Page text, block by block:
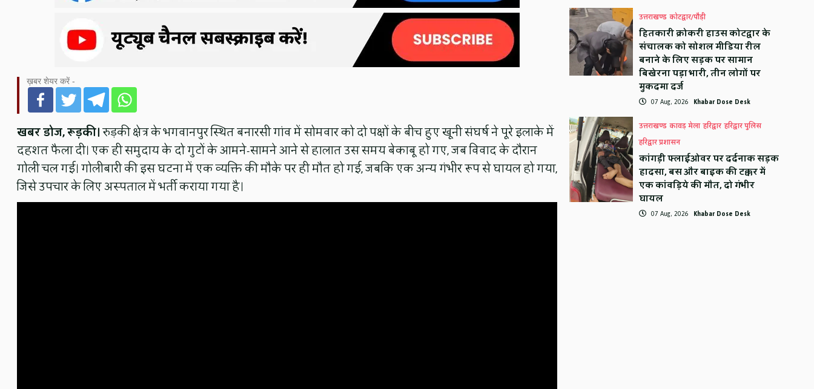
ख़बर शेयर करें -
खबर डोज, रूड़की।रुड़की क्षेत्र के भगवानपुर स्थित बनारसी गांव में सोमवार को दो पक्षों के बीच हुए खूनी संघर्ष ने पूरे इलाके में
दहशत फैला दी। एक ही समुदाय के दो गुटों के आमने-सामने आने से हालात उस समय बेकाबू हो गए, जब विवाद के दौरान
गोली चल गई। गोलीबारी की इस घटना में एक व्यक्ति की मौके पर ही मौत हो गई, जबकि एक अन्य गंभीर रूप से घायल हो गया,
जिसे उपचार के लिए अस्पताल में भर्ती कराया गया है।
उत्तराखण्ड कोटद्वार/पौड़ी
हितकारी क्रोकरी हाउस कोटद्वार के
संचालक को सोशल मीडिया रील
बनाने के लिए सड़क पर सामान
बिखेरना पड़ा भारी, तीन लोगों पर
मुकदमा दर्ज
07 Aug, 2026 Khabar Dose Desk
उत्तराखण्ड कावड़ मेला हरिद्वार हरिद्वार पुलिस
हरिद्वार प्रशासन
कांगड़ी फ्लाईओवर पर दर्दनाक सड़क
हादसा, बस और बाइक की टक्कर में
एक कांवड़िये की मौत, दो गंभीर
घायल
07 Aug, 2026 Khabar Dose Desk